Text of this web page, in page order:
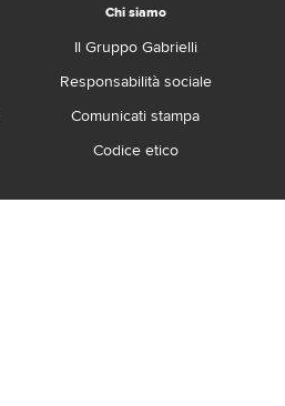
Chi siamo
Il Gruppo Gabrielli
Responsabilità sociale
Comunicati stampa
Codice etico